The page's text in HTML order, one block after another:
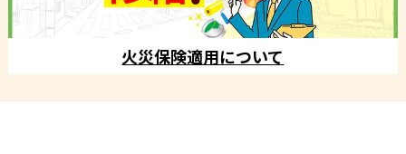
火災保険適用について